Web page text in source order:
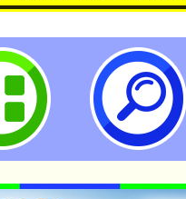
計者：徐嘉